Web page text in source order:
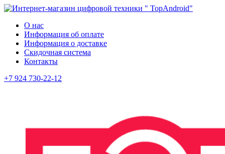
О нас
Информация об оплате
Информация о доставке
Скидочная система
Контакты
+7 924 730-22-12